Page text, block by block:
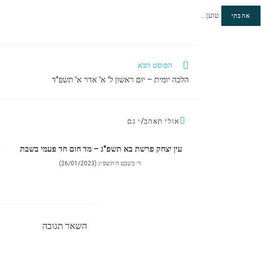
אהבתי טוען...
לקרוא
נוספים
הפוסט הבא
הלכה יומית – יום ראשון ל' א' אדר א' תשפ"ד
אולי תאהב/י גם
עין יצחק פרשת בא תשפ"ג – מד חום חד פעמי בשבת
ד׳ בשבט ה׳תשפ״ג (26/01/2023)
השאר תגובה